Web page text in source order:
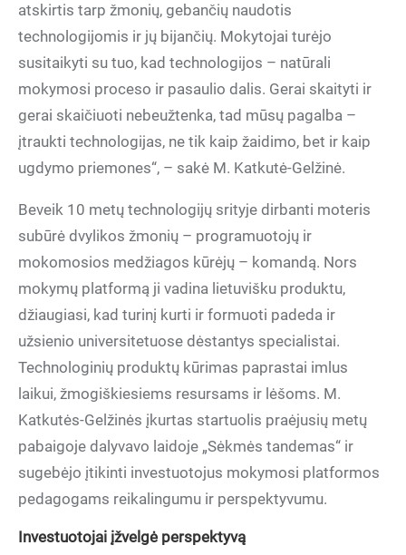
atskirtis tarp žmonių, gebančių naudotis
technologijomis ir jų bijančių. Mokytojai turėjo
susitaikyti su tuo, kad technologijos – natūrali
mokymosi proceso ir pasaulio dalis. Gerai skaityti ir
gerai skaičiuoti nebeužtenka, tad mūsų pagalba –
įtraukti technologijas, ne tik kaip žaidimo, bet ir kaip
ugdymo priemones“, – sakė M. Katkutė-Gelžinė.
Beveik 10 metų technologijų srityje dirbanti moteris
subūrė dvylikos žmonių – programuotojų ir
mokomosios medžiagos kūrėjų – komandą. Nors
mokymų platformą ji vadina lietuvišku produktu,
džiaugiasi, kad turinį kurti ir formuoti padeda ir
užsienio universitetuose dėstantys specialistai.
Technologinių produktų kūrimas paprastai imlus
laikui, žmogiškiesiems resursams ir lėšoms. M.
Katkutės-Gelžinės įkurtas startuolis praėjusių metų
pabaigoje dalyvavo laidoje „Sėkmės tandemas“ ir
sugebėjo įtikinti investuotojus mokymosi platformos
pedagogams reikalingumu ir perspektyvumu.
Investuotojai įžvelgė perspektyvą